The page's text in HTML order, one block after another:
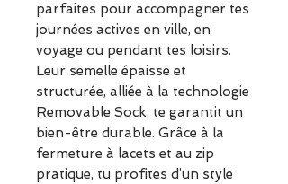
parfaites pour accompagner tes
journées actives en ville, en
voyage ou pendant tes loisirs.
Leur semelle épaisse et
structurée, alliée à la technologie
Removable Sock, te garantit un
bien-être durable. Grâce à la
fermeture à lacets et au zip
pratique, tu profites d’un style